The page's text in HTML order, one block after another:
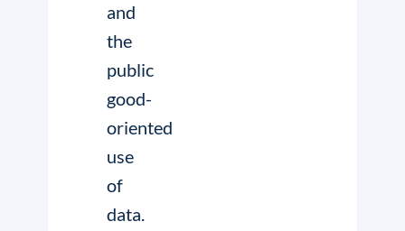
and
the
public
good-
oriented
use
of
data.